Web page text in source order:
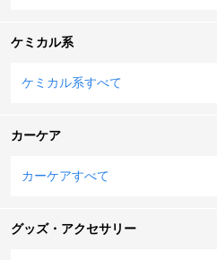
ケミカル系
ケミカル系すべて
カーケア
カーケアすべて
グッズ・アクセサリー